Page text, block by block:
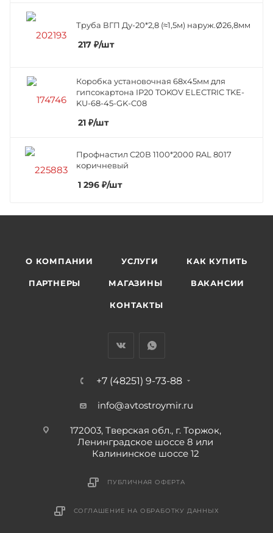
Труба ВГП Ду-20*2,8 (≈1,5м) наруж.Ø26,8мм
217 ₽/шт
Коробка установочная 68х45мм для
гипсокартона IP20 TOKOV ELECTRIC TKE-
KU-68-45-GK-C08
21 ₽/шт
Профнастил C20В 1100*2000 RAL 8017
коричневый
1 296 ₽/шт
О КОМПАНИИ УСЛУГИ КАК КУПИТЬ
ПАРТНЕРЫ МАГАЗИНЫ ВАКАНСИИ
КОНТАКТЫ
+7 (48251) 9-73-88
info@avtostroymir.ru
172003, Тверская обл., г. Торжок,
Ленинградское шоссе 8 или
Калининское шоссе 12
ПУБЛИЧНАЯ ОФЕРТА
СОГЛАШЕНИЕ НА ОБРАБОТКУ ДАННЫХ